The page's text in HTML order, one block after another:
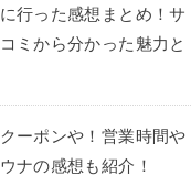
行った感想まとめ！サ
ミから分かった魅力と
ーポンや！営業時間や
ナの感想も紹介！